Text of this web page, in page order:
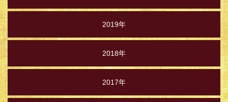
2019年
2018年
2017年